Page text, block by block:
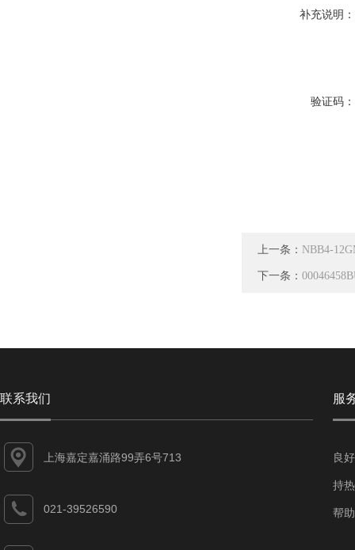
补充说明：
验证码：
上一条： NBB4-
下一条：
联系我们
上海嘉定嘉涌路99弄6号713
021-39526590
服
良
持
帮